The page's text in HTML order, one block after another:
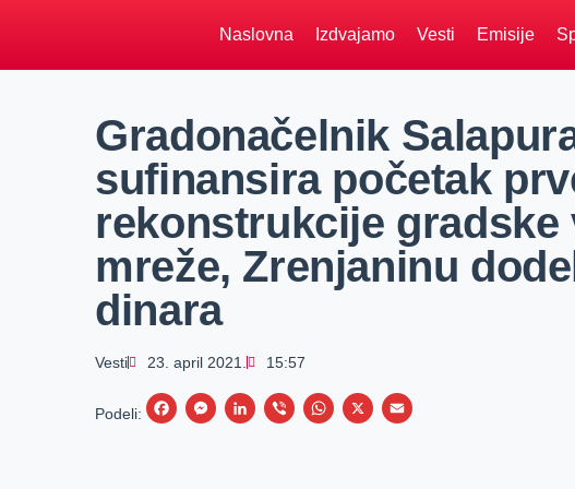
Naslovna Izdvajamo Vesti Emisije
Gradonačelnik
sufinansira početak
rekonstrukcije gradske
mreže, Zrenjaninu
dinara
Vesti 23. april 2021. 15:57
Podeli:
F
M
L
V
W
X